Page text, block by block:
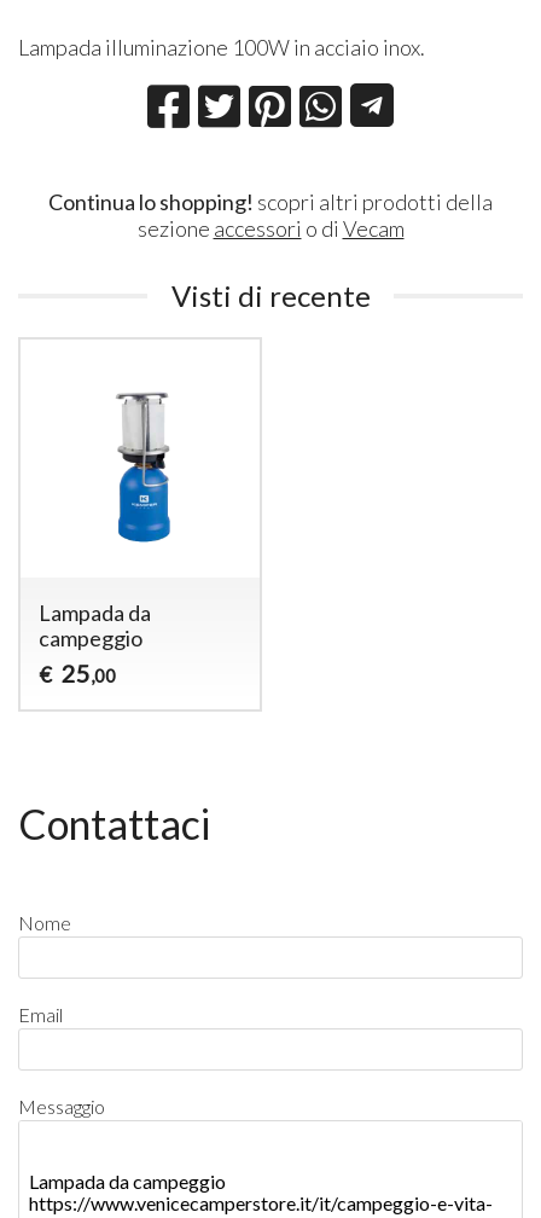
Lampada illuminazione 100W in acciaio inox.
Continua lo shopping! scopri altri prodotti della
sezione accessori o di Vecam
Visti di recente
Lampada da
campeggio
€ 25,00
Contattaci
Nome
Email
Messaggio